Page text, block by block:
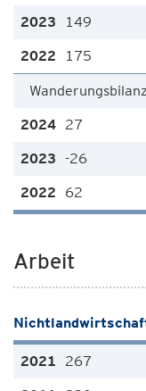
149
175
Wanderungsbilanz
27
-26
62
Arbeit
267